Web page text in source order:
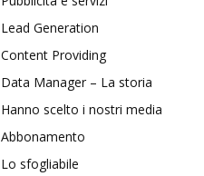
Lead Generation
Content Providing
Data Manager – La storia
Hanno scelto i nostri media
Abbonamento
Lo sfogliabile